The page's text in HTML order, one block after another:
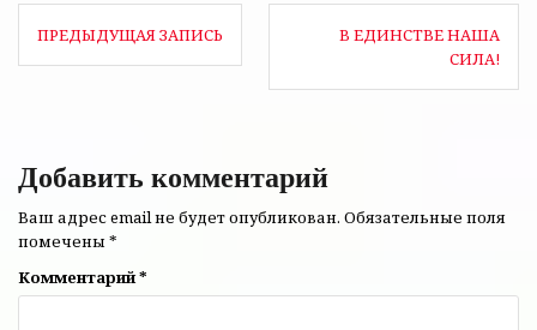
Навигация
по
ПРЕДЫДУЩАЯ ЗАПИСЬ
В ЕДИНСТВЕ НАША
СИЛА!
Добавить комментарий
Ваш адрес email не будет опубликован. Обязательные поля
помечены *
Комментарий*